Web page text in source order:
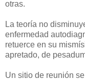
otras.
La teoría no
enfermedad
retuerce en su
apretado, de
Un sitio de reunión